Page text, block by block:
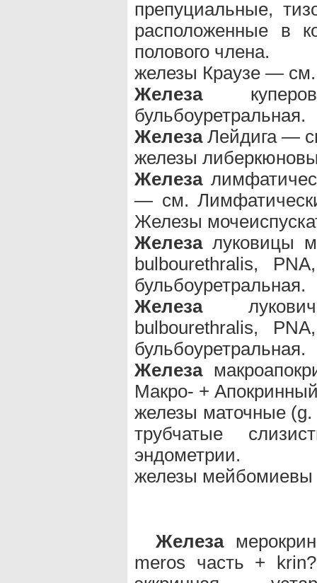
препуциальные,
расположенные в
полового члена.
железы Краузе —
Железа
бульбоуретральная.
ЖелезаЛейдига —
железы
Железа
— см.
Железы
Железалуковицы
bulbourethralis,
бульбоуретральная.
Железа
bulbourethralis,
бульбоуретральная.
Железа
Макро- +
железы маточные
трубчатые
эндометрии.
железы
Железа
meros часть +